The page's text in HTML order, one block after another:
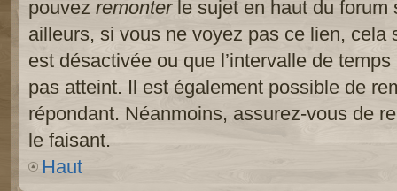
pouvez remonterle sujet en haut du forum
ailleurs, si vous ne voyez pas ce lien, cela
est désactivée ou que l’intervalle de
pas atteint. Il est également possible de
répondant. Néanmoins, assurez-vous de
le faisant.
Haut